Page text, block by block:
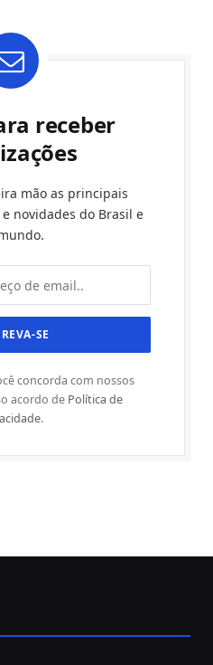
receber
mão as principais
novidades do Brasil e
concorda com nossos
acordo de Política de
.